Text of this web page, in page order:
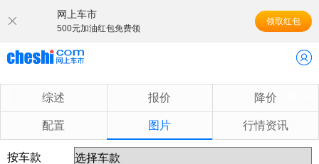
网上车市
500元加油红包免费领
领取红包
综述 报价 降价
配置 图片 行情资讯
按车款